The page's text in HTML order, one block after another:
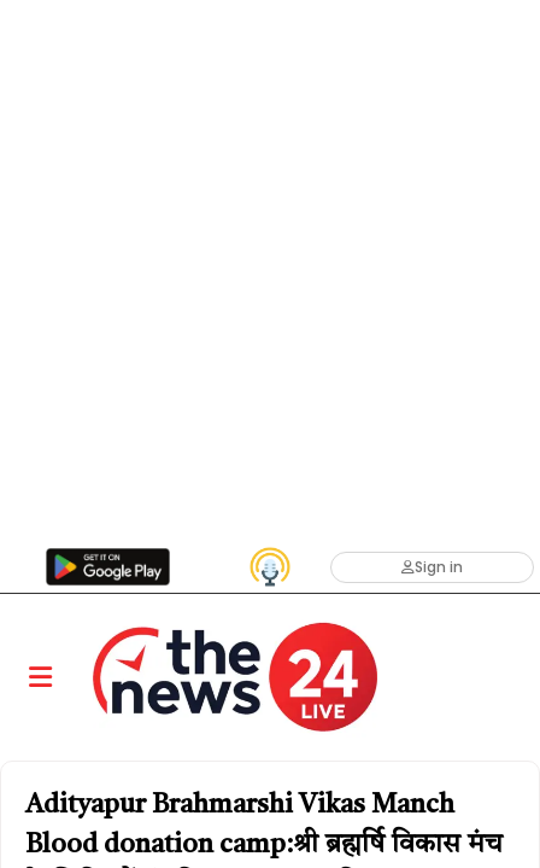
Sign in
Adityapur Brahmarshi Vikas Manch
Blood donation camp:श्री ब्रह्मर्षि विकास मंच